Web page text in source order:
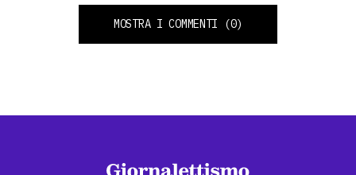
MOSTRA I COMMENTI (0)